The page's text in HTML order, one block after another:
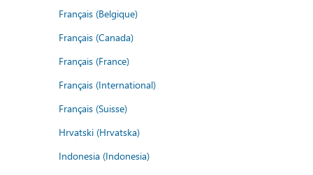
Français (Belgique)
Français (Canada)
Français (France)
Français (International)
Français (Suisse)
Hrvatski (Hrvatska)
Indonesia (Indonesia)